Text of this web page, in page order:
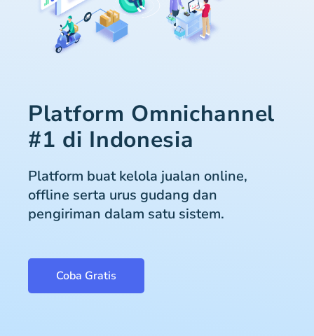
Platform Omnichannel
#1 di Indonesia
Platform buat kelola jualan online,
offline serta urus gudang dan
pengiriman dalam satu sistem.
Coba Gratis